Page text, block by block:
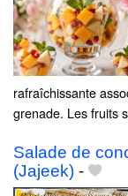
rafraîchissante
grenade. Les fruits
Salade de
(Jajeek) -